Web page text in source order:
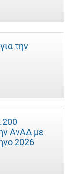
την
ΑνΑΔ με
2026